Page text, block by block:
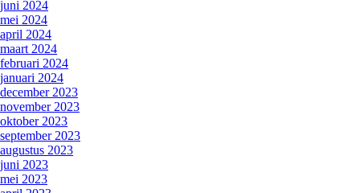
juni 2024
mei 2024
april 2024
maart 2024
februari 2024
januari 2024
december 2023
november 2023
oktober 2023
september 2023
augustus 2023
juni 2023
mei 2023